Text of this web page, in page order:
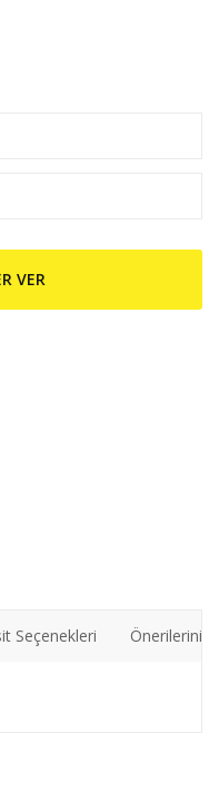
VER
Seçenekleri Önerileriniz